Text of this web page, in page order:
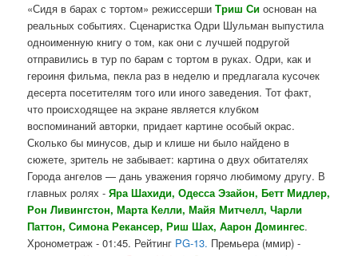
«Сидя в барах с тортом» режиссершиТриш Си основан на
реальных событиях. СценаристкаОдри Шульман выпустила
одноименную книгу о том, как они с лучшей подругой
отправились в тур по барам с тортом в руках. Одри, как и
героиня фильма, пекла раз в неделю и предлагала кусочек
десерта посетителям того или иного заведения. Тот факт,
что происходящее на экране является клубком
воспоминаний авторки, придает картине особый окрас.
Сколько бы минусов, дыр и клише ни было найдено в
сюжете, зритель не забывает: картина о двух обитателях
Города ангелов — дань уважения горячо любимому другу. В
главных ролях -Яра Шахиди,Одесса Эзайон,Бетт Мидлер,
Рон Ливингстон,Марта Келли,Майя Митчелл,Чарли
Паттон, Симона Рекансер,Риш Шах,Аарон Домингес.
Хронометраж - 01:45. Рейтинг PG-13. Премьера (ммир) -